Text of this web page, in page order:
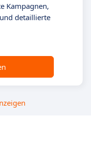
Kampagnen,
detaillierte